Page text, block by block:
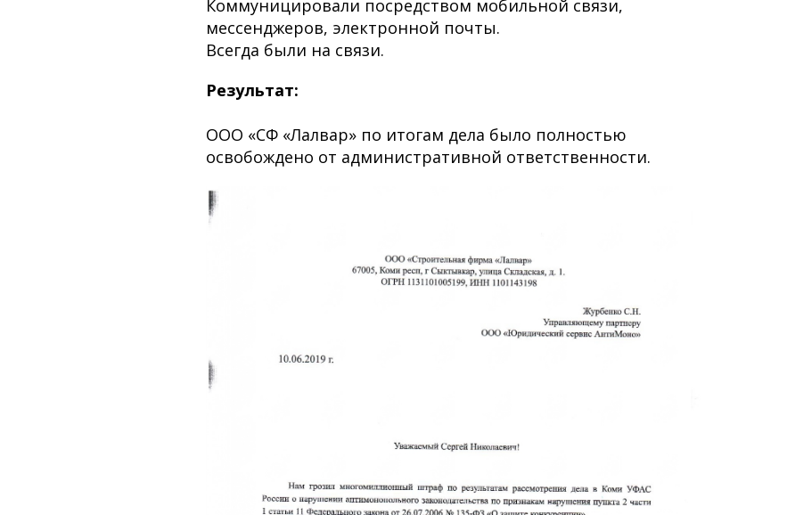
Коммуницировали посредством мобильной связи,
мессенджеров, электронной почты.
Всегда были на связи.
Результат:
ООО «СФ «Лалвар» по итогам дела было полностью
освобождено от административной ответственности.